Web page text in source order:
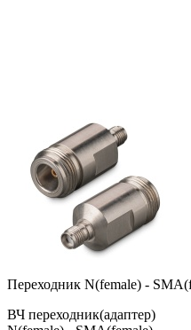
Переходник N(female) -
ВЧ переходник(адаптер)